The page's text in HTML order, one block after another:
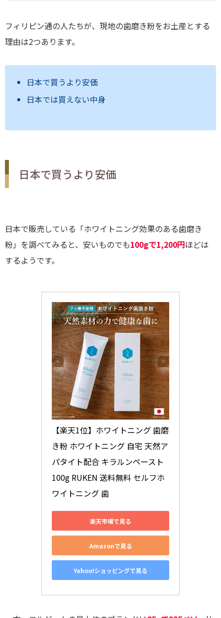
フィリピン通の人たちが、現地の歯磨き粉をお土産とする
理由は2つあります。
日本で買うより安価
日本では買えない中身
日本で買うより安価
日本で販売している「ホワイトニング効果のある歯磨き
粉」を調べてみると、安いものでも100gで1,200円ほどは
するようです。
【楽天1位】ホワイトニング 歯磨
き粉 ホワイトニング 自宅 天然ア
パタイト配合 キラルンペースト
100g RUKEN 送料無料 セルフホ
ワイトニング 歯
楽天市場で見る
Amazonで見る
Yahoo!ショッピングで見る